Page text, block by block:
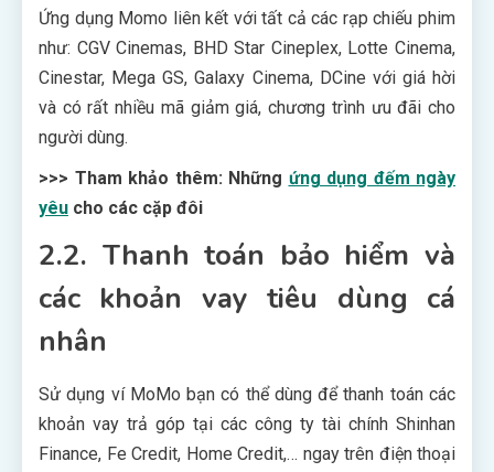
Ứng dụng Momo liên kết với tất cả các rạp chiếu phim
như: CGV Cinemas, BHD Star Cineplex, Lotte Cinema,
Cinestar, Mega GS, Galaxy Cinema, DCine với giá hời
và có rất nhiều mã giảm giá, chương trình ưu đãi cho
người dùng.
>>> Tham khảo thêm: Những ứng dụng đếm ngày
yêu cho các cặp đôi
2.2. Thanh toán bảo hiểm và
các khoản vay tiêu dùng cá
nhân
Sử dụng ví MoMo bạn có thể dùng để thanh toán các
khoản vay trả góp tại các công ty tài chính Shinhan
Finance, Fe Credit, Home Credit,… ngay trên điện thoại